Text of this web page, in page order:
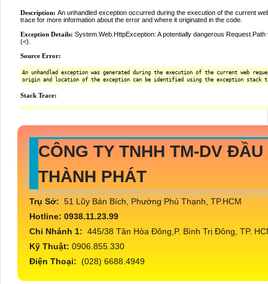
CÔNG TY TNHH TM-DV
THÀNH PHÁT
Trụ Sở: 51 Lũy Bán Bích, Phường Phú Thạnh, TP.HCM
Hotline: 0938.11.23.99
Chi Nhánh 1: 445/38 Tân Hòa Đông,P. Bình Trị Đông, TP.
Kỹ Thuật: 0906.855.330
Điện Thoại: (028) 6688.4949